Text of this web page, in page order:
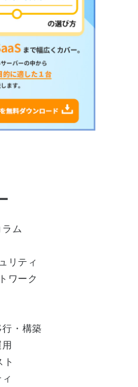
ム
リティ
ワーク
行・構築